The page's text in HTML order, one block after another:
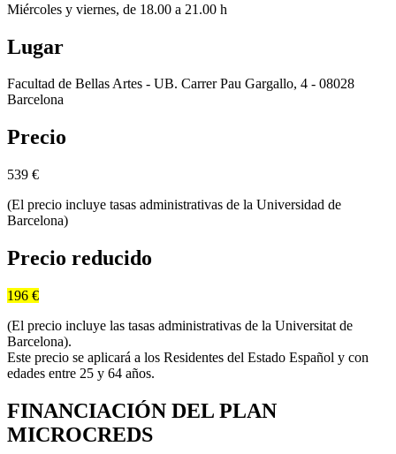
Miércoles y viernes, de 18.00 a 21.00 h
Lugar
Facultad de Bellas Artes - UB. Carrer Pau Gargallo, 4 - 08028
Barcelona
Precio
539 €
(El precio incluye tasas administrativas de la Universidad de
Barcelona)
Precio reducido
196 €
(El precio incluye las tasas administrativas de la Universitat de
Barcelona).
Este precio se aplicará a los Residentes del Estado Español y con
edades entre 25 y 64 años.
FINANCIACIÓN DEL PLAN
MICROCREDS